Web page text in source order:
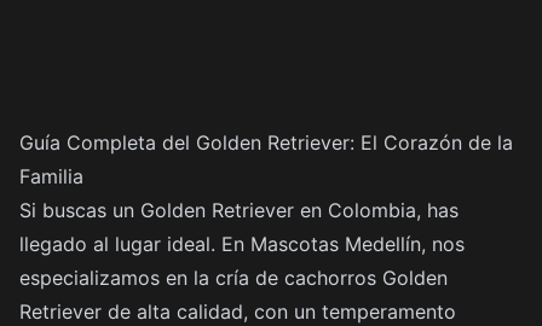
Guía Completa del Golden Retriever: El Corazón de la
Familia
Si buscas un Golden Retriever en Colombia, has
llegado al lugar ideal. En Mascotas Medellín, nos
especializamos en la cría de cachorros Golden
Retriever de alta calidad, con un temperamento